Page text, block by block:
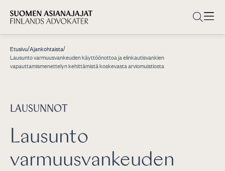
Etusivu/Ajankohtaista/
Lausunto varmuusvankeuden käyttöönottoa ja elinkautisvankien
vapauttamismenettelyn kehittämistä koskevasta arviomuistiosta
LAUSUNNOT
Lausunto
varmuusvankeuden